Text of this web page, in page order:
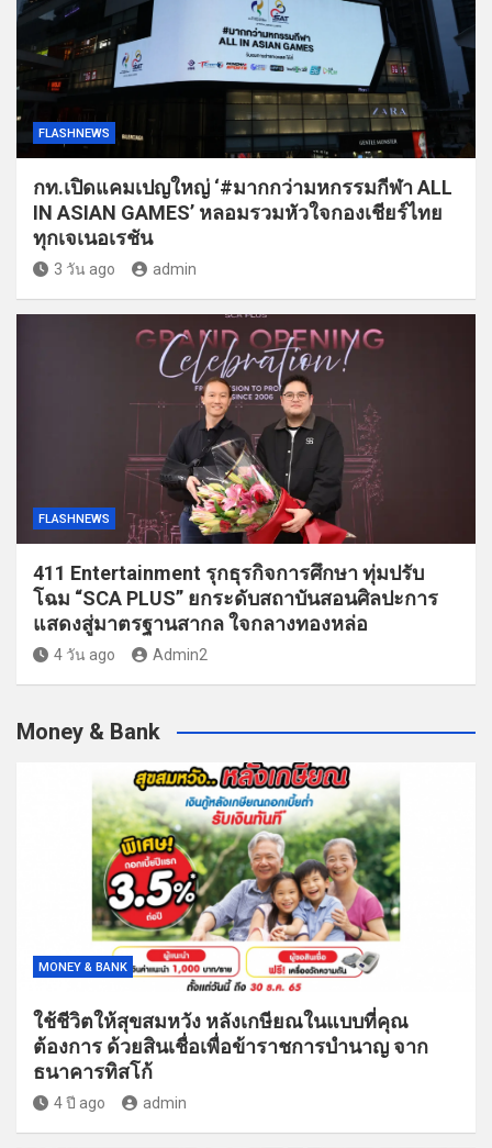
FLASHNEWS
กท.เปิดแคมเปญใหญ่ ‘#มากกว่ามหกรรมกีฬา ALL
IN ASIAN GAMES’ หลอมรวมหัวใจกองเชียร์ไทย
ทุกเจเนอเรชัน
3 วัน ago admin
FLASHNEWS
411 Entertainment รุกธุรกิจการศึกษา ทุ่มปรับ
โฉม “SCA PLUS” ยกระดับสถาบันสอนศิลปะการ
แสดงสู่มาตรฐานสากล ใจกลางทองหล่อ
4 วัน ago Admin2
Money & Bank
MONEY & BANK
ใช้ชีวิตให้สุขสมหวัง หลังเกษียณในแบบที่คุณ
ต้องการ ด้วยสินเชื่อเพื่อข้าราชการบำนาญ จาก
ธนาคารทิสโก้
4 ปี ago admin